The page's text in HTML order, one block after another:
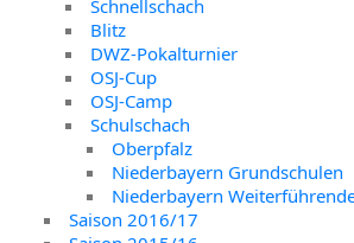
Schnellschach
Blitz
DWZ-Pokalturnier
OSJ-Cup
OSJ-Camp
Schulschach
Oberpfalz
Niederbayern Grundschulen
Niederbayern
Saison 2016/17